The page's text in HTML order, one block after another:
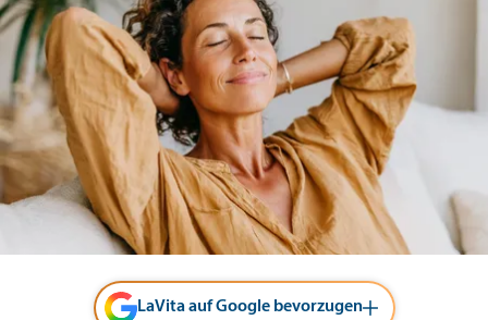
LaVita auf Google bevorzugen